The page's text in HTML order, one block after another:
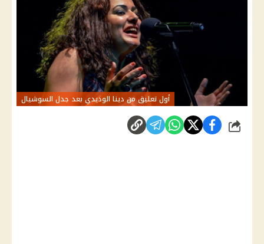
أول تعليق من دينا الوديدي بعد جدل السوشيال
شارك